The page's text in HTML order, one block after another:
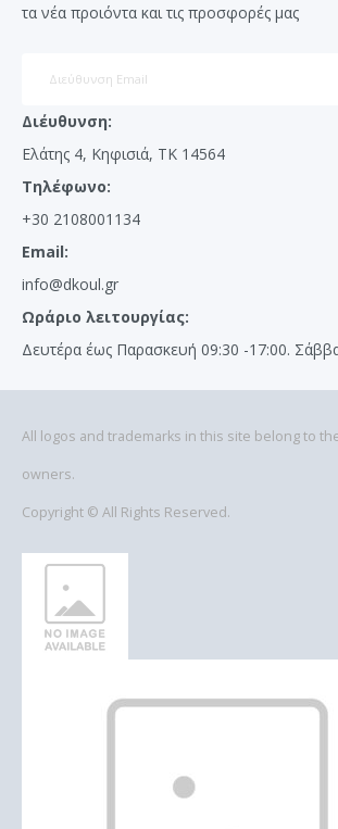
τα νέα προιόντα και τις προσφορές μας
Διέυθυνση:
Ελάτης 4, Κηφισιά, ΤΚ 14564
Τηλέφωνο:
+30 2108001134
Email:
info@dkoul.gr
Ωράριο λειτουργίας:
Δευτέρα έως Παρασκευή 09:30 -17:00.
All logos and trademarks in this site belong to
owners.
Copyright © All Rights Reserved.